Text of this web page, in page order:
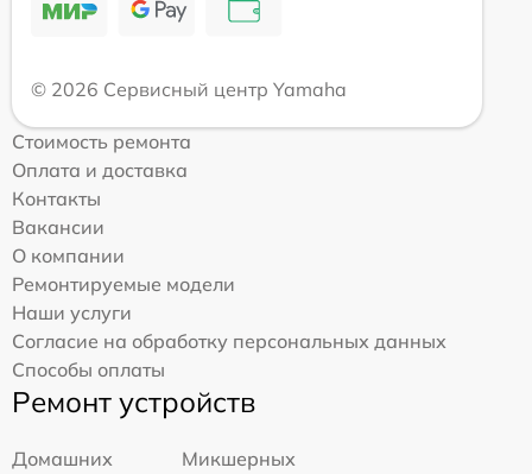
© 2026 Сервисный центр Yamaha
Стоимость ремонта
Оплата и доставка
Контакты
Вакансии
О компании
Ремонтируемые модели
Наши услуги
Согласие на обработку персональных данных
Способы оплаты
Ремонт устройств
Домашних
Микшерных